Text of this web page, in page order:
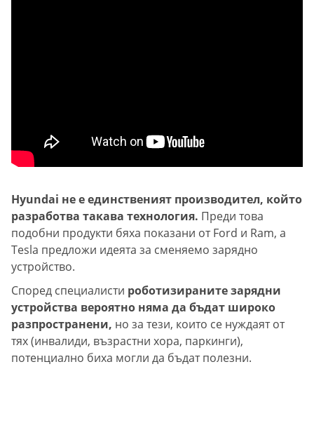
Hyundai не е единственият производител, който
разработва такава технология. Преди това
подобни продукти бяха показани от Ford и Ram, а
Tesla предложи идеята за сменяемо зарядно
устройство.
Според специалисти роботизираните зарядни
устройства вероятно няма да бъдат широко
разпространени, но за тези, които се нуждаят от
тях (инвалиди, възрастни хора, паркинги),
потенциално биха могли да бъдат полезни.